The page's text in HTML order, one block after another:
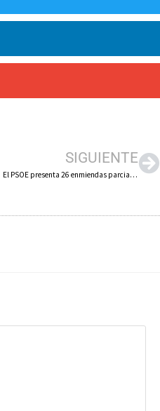
SIGUIENTE
El PSOE presenta 26 enmiendas parciales para la zona de Arnedo que movilizan 12,7 millones de euros